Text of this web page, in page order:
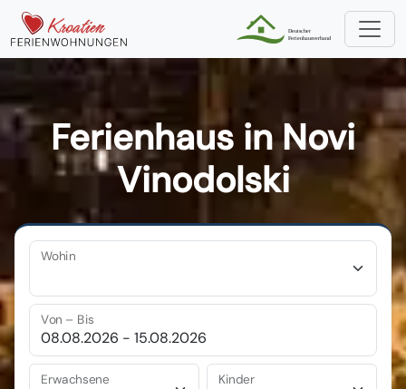
Ferienhaus in Novi
Vinodolski
Wohin
Von – Bis
Erwachsene Kinder